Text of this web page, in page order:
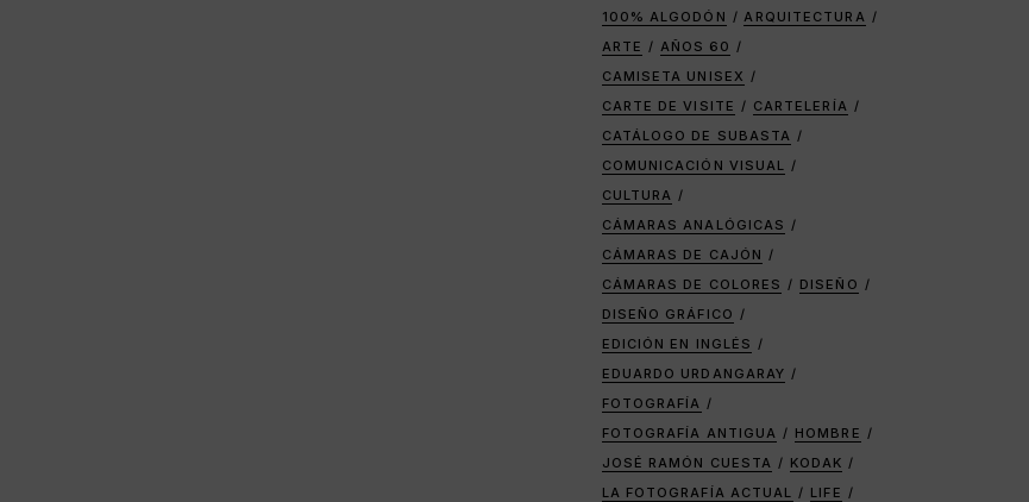
100% ALGODÓN
ARQUITECTURA
ARTE
AÑOS 60
CAMISETA UNISEX
CARTE DE VISITE
CARTELERÍA
CATÁLOGO DE SUBASTA
COMUNICACIÓN VISUAL
CULTURA
CÁMARAS ANALÓGICAS
CÁMARAS DE CAJÓN
CÁMARAS DE COLORES
DISEÑO
DISEÑO GRÁFICO
EDICIÓN EN INGLÉS
EDUARDO URDANGARAY
FOTOGRAFÍA
FOTOGRAFÍA ANTIGUA
HOMBRE
JOSÉ RAMÓN CUESTA
KODAK
LA FOTOGRAFÍA ACTUAL
LIFE